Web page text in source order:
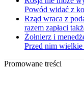
Powód widać z
Rząd wraca z
razem zapłaci
Żołnierz i
Przed nim
Promowane treści